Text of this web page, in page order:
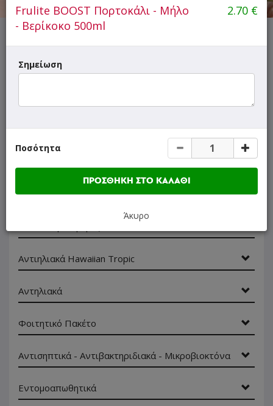
με την εφαρμογή Iris κατά την παράδοση!
επικοινωνήστε με το κατάστημα!
- Με αγορές άνω των 20€
2 Εμφιαλωμένα Νερά
1.5lt!
αναζήτηση
Αντιηλιακά Hawaiian Tropic
Αντηλιακά
Φοιτητικό Πακέτο
Αντισηπτικά - Αντιβακτηριδιακά - Μικροβιοκτόνα
Εντομοαπωθητικά
Frulite BOOST Πορτοκάλι - Μήλο
- Βερίκοκο 500ml
2.70 €
Σημείωση
Ποσότητα
ΠΡΟΣΘΗΚΗ ΣΤΟ ΚΑΛΑΘΙ
Άκυρο